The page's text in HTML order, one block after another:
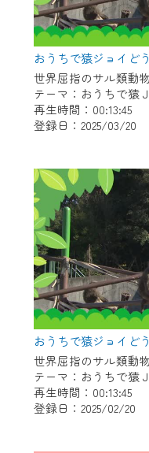
テーマ：おうちで猿
再生時間：00:13:45
登録日：2025/03/20
テーマ：おうちで猿
再生時間：00:13:45
登録日：2025/02/20
＜メンテナンス
CCNetWebTVの
ンテナンス作業
日時 9/24 9:30～
テナンス中」に
ん。
ご不便をおかけ
よろしくお願い